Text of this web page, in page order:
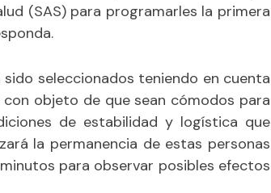
(SAS) para programarles la primera
seleccionados teniendo en cuenta
objeto de que sean cómodos para
de estabilidad y logística que
la permanencia de estas personas
para observar posibles efectos